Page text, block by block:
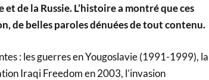
de la Russie. L’histoire a montré que ces
de belles paroles dénuées de tout contenu.
: les guerres en Yougoslavie (1991-1999), la
Iraqi Freedom en 2003, l’invasion